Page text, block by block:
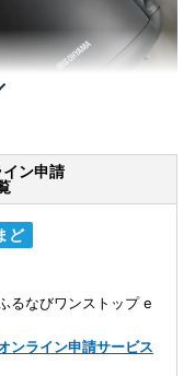
ン申請
ど
るなびワンストップ e
ンライン申請サービス